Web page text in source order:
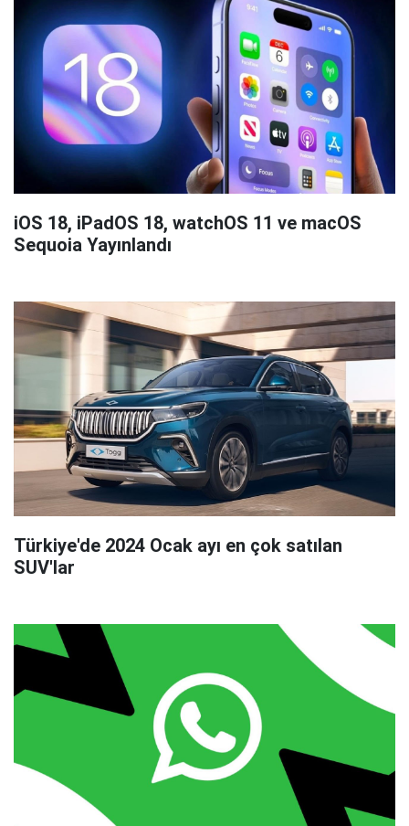
iOS 18, iPadOS 18, watchOS 11 ve macOS
Sequoia Yayınlandı
Türkiye'de 2024 Ocak ayı en çok satılan
SUV'lar